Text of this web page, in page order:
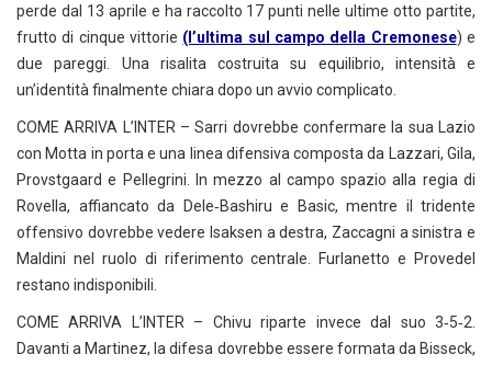
perde dal 13 aprile e ha raccolto 17 punti nelle ultime otto partite,
frutto di cinque vittorie (l’ultima sul campo della Cremonese) e
due pareggi. Una risalita costruita su equilibrio, intensità e
un’identità finalmente chiara dopo un avvio complicato.
COME ARRIVA L’INTER – Sarri dovrebbe confermare la sua Lazio
con Motta in porta e una linea difensiva composta da Lazzari, Gila,
Provstgaard e Pellegrini. In mezzo al campo spazio alla regia di
Rovella, affiancato da Dele‑Bashiru e Basic, mentre il tridente
offensivo dovrebbe vedere Isaksen a destra, Zaccagni a sinistra e
Maldini nel ruolo di riferimento centrale. Furlanetto e Provedel
restano indisponibili.
COME ARRIVA L’INTER – Chivu riparte invece dal suo 3‑5‑2.
Davanti a Martinez, la difesa dovrebbe essere formata da Bisseck,